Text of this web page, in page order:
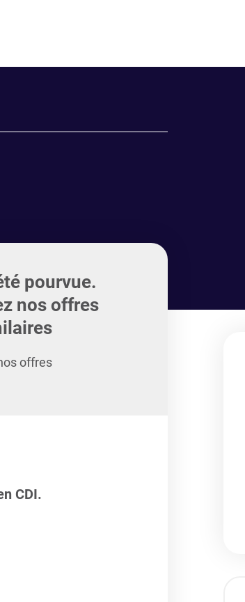
pourvue.
nos offres
offres
CDI.